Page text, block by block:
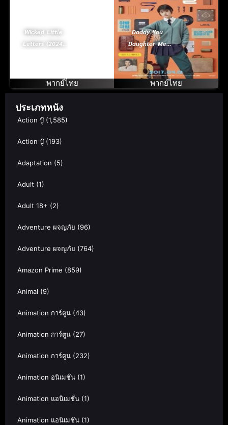
Wicked Little
Letters (2024)
พากย์ไทย
Daddy You
Daughter Me
(2017) สลับร่าง
อลเวง
พากย์ไทย
ประเภทหนัง
Action บู๊(1,585)
Action บู๊(193)
Adaptation (5)
Adult (1)
Adult 18+ (2)
Adventure ผจญภัย (96)
Adventure ผจญภัย (764)
Amazon Prime (859)
Animal (9)
Animation การ์ตูน (43)
Animation การ์ตูน (27)
Animation การ์ตูน (232)
Animation อนิเมชั่น (1)
Animation แอนิเมชั่น (1)
Animation แอนิเมชัน (1)